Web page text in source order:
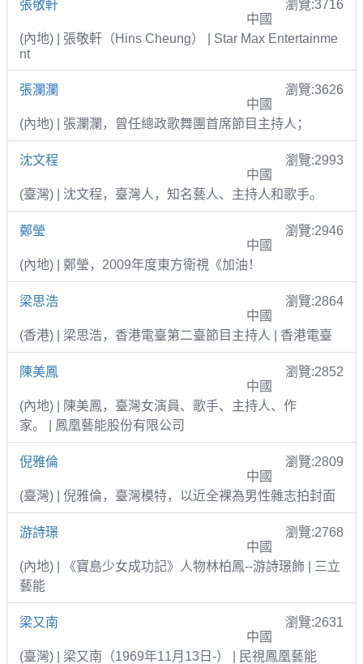
張敬軒
瀏覽:3716
中國
(內地) | 張敬軒（Hins Cheung） | Star Max Entertainme
nt
張瀾瀾
瀏覽:3626
中國
(內地) | 張瀾瀾，曾任總政歌舞團首席節目主持人；
沈文程
瀏覽:2993
中國
(臺灣) | 沈文程，臺灣人，知名藝人、主持人和歌手。
鄭瑩
瀏覽:2946
中國
(內地) | 鄭瑩，2009年度東方衛視《加油！
梁思浩
瀏覽:2864
中國
(香港) | 梁思浩，香港電臺第二臺節目主持人 | 香港電臺
陳美鳳
瀏覽:2852
中國
(內地) | 陳美鳳，臺灣女演員、歌手、主持人、作
家。 | 鳳凰藝能股份有限公司
倪雅倫
瀏覽:2809
中國
(臺灣) | 倪雅倫，臺灣模特，以近全裸為男性雜志拍封面
游詩璟
瀏覽:2768
中國
(內地) | 《寶島少女成功記》人物林柏鳳--游詩璟飾 | 三立
藝能
梁又南
瀏覽:2631
中國
(臺灣) | 梁又南（1969年11月13日-） | 民視鳳凰藝能